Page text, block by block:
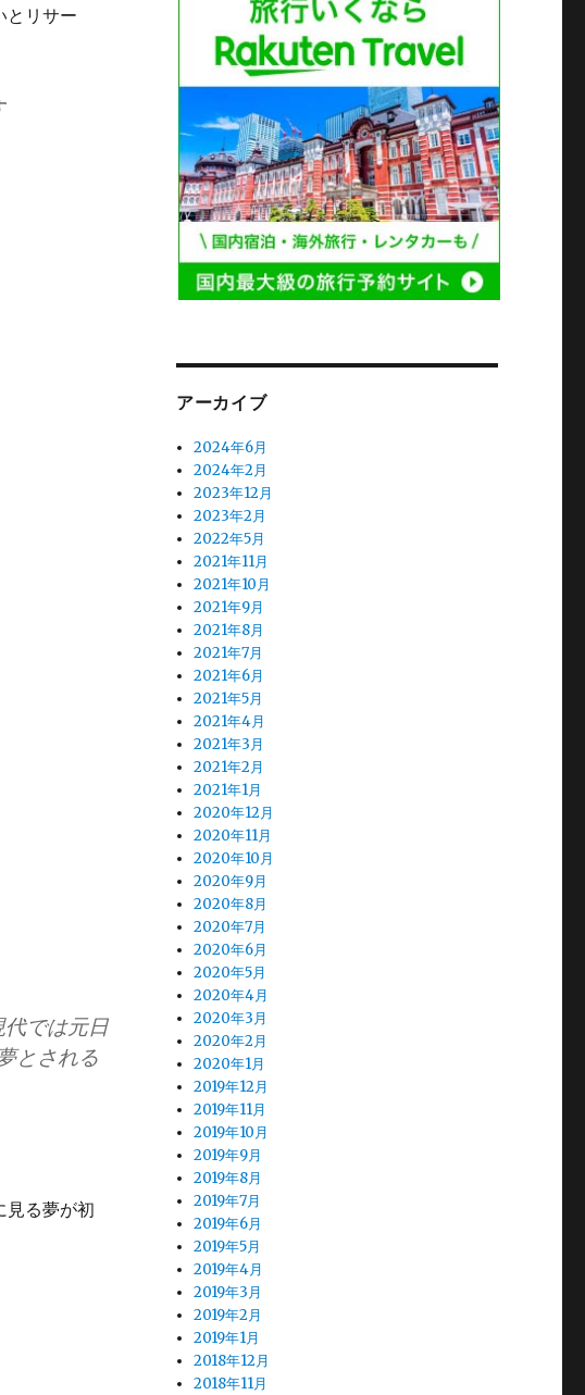
とリサー
では元日
とされる
見る夢が初
アーカイブ
2024年6月
2024年2月
2023年12月
2023年2月
2022年5月
2021年11月
2021年10月
2021年9月
2021年8月
2021年7月
2021年6月
2021年5月
2021年4月
2021年3月
2021年2月
2021年1月
2020年12月
2020年11月
2020年10月
2020年9月
2020年8月
2020年7月
2020年6月
2020年5月
2020年4月
2020年3月
2020年2月
2020年1月
2019年12月
2019年11月
2019年10月
2019年9月
2019年8月
2019年7月
2019年6月
2019年5月
2019年4月
2019年3月
2019年2月
2019年1月
2018年12月
2018年11月